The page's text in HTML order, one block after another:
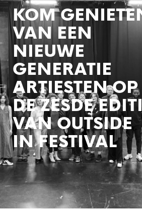
KOM
VAN EEN
NIEUWE
GENERATIE
ARTIESTEN OP
DE ZESDE
VAN OUTSIDE
IN FESTIVAL